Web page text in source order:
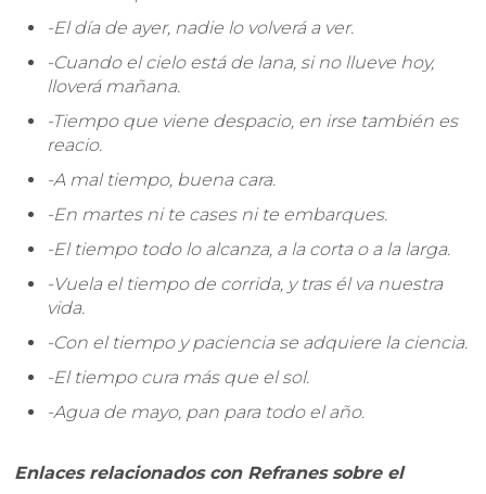
-El día de ayer, nadie lo volverá a ver.
-Cuando el cielo está de lana, si no llueve hoy,
lloverá mañana.
-Tiempo que viene despacio, en irse también es
reacio.
-A mal tiempo, buena cara.
-En martes ni te cases ni te embarques.
-El tiempo todo lo alcanza, a la corta o a la larga.
-Vuela el tiempo de corrida, y tras él va nuestra
vida.
-Con el tiempo y paciencia se adquiere la ciencia.
-El tiempo cura más que el sol.
-Agua de mayo, pan para todo el año.
Enlaces relacionados con Refranes sobre el